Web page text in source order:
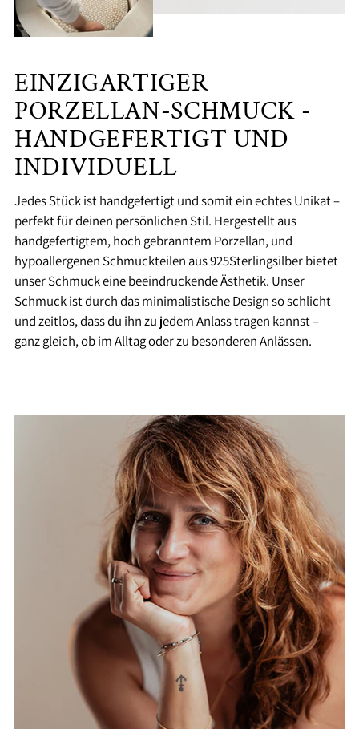
EINZIGARTIGER
PORZELLAN-SCHMUCK -
HANDGEFERTIGT UND
INDIVIDUELL
Jedes Stück ist handgefertigt und somit ein echtes Unikat –
perfekt für deinen persönlichen Stil. Hergestellt aus
handgefertigtem, hoch gebranntem Porzellan, und
hypoallergenen Schmuckteilen aus 925Sterlingsilber bietet
unser Schmuck eine beeindruckende Ästhetik. Unser
Schmuck ist durch das minimalistische Design so schlicht
und zeitlos, dass du ihn zu jedem Anlass tragen kannst –
ganz gleich, ob im Alltag oder zu besonderen Anlässen.